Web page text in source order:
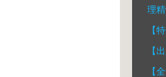
理
【
【
【